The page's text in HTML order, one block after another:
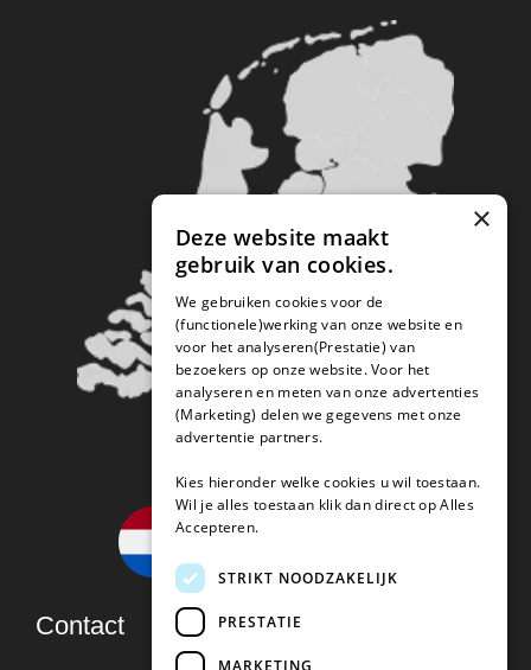
Contact
×
Deze website maakt
gebruik van cookies.
We gebruiken cookies voor de
(functionele)werking van onze website en
voor het analyseren(Prestatie) van
bezoekers op onze website. Voor het
analyseren en meten van onze advertenties
(Marketing) delen we gegevens met onze
advertentie partners.
Kies hieronder welke cookies u wil toestaan.
Wil je alles toestaan klik dan direct op Alles
Accepteren.
STRIKT NOODZAKELIJK
PRESTATIE
MARKETING